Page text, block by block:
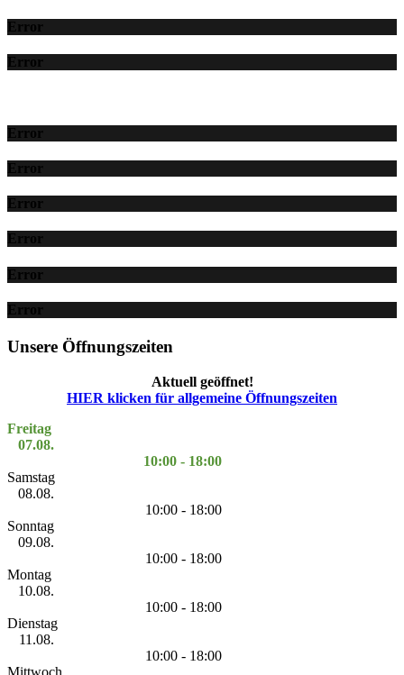
Error
Error
Error
Error
Error
Error
Error
Error
Unsere Öffnungszeiten
Aktuell geöffnet!
HIER klicken für allgemeine Öffnungszeiten
Freitag
07.08.
10:00 - 18:00
Samstag
08.08.
10:00 - 18:00
Sonntag
09.08.
10:00 - 18:00
Montag
10.08.
10:00 - 18:00
Dienstag
11.08.
10:00 - 18:00
Mittwoch